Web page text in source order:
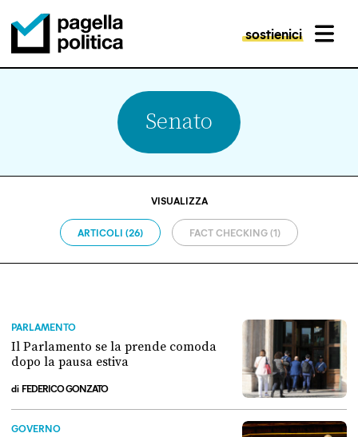
Pagella Politica Logo
sostienici MENU
Senato
VISUALIZZA
ARTICOLI (26) FACT CHECKING (1)
PARLAMENTO
Il Parlamento se la prende comoda
dopo la pausa estiva
di FEDERICO GONZATO
GOVERNO